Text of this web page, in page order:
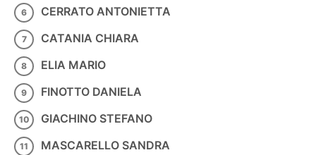
CERRATO ANTONIETTA
CATANIA CHIARA
ELIA MARIO
FINOTTO DANIELA
GIACHINO STEFANO
MASCARELLO SANDRA